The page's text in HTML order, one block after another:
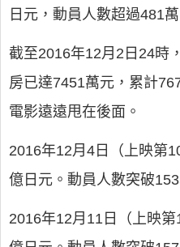
日元，動員人數超過481萬
截至2016年12月2日24時
房已達7451萬元，累計
電影遠遠甩在後面。
2016年12月4日（上映第
億日元。動員人數突破
2016年12月11日（上映